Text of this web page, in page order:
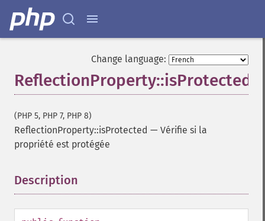
Change language:
ReflectionProperty::isProtected
(PHP 5, PHP 7, PHP 8)
ReflectionProperty::isProtected — Vérifie si la
propriété est protégée
Description